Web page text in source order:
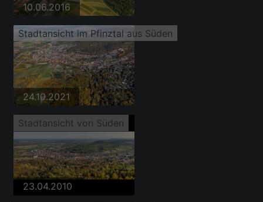
10.06.2016
Stadtansicht im Pfinztal aus Süden
24.10.2021
Stadtansicht von Süden
23.04.2010